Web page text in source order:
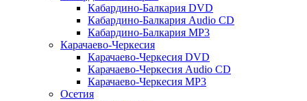
Кабардино-Балкария DVD
Кабардино-Балкария Audio CD
Кабардино-Балкария MP3
Карачаево-Черкесия
Карачаево-Черкесия DVD
Карачаево-Черкесия Audio CD
Карачаево-Черкесия MP3
Осетия